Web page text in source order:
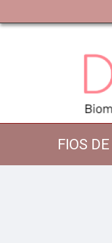
FIOS